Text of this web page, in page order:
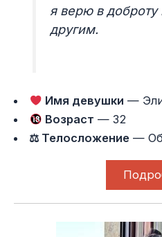
я верю в
другим.
Имя девушки —
Возраст — 32
⚖ Телосложение —